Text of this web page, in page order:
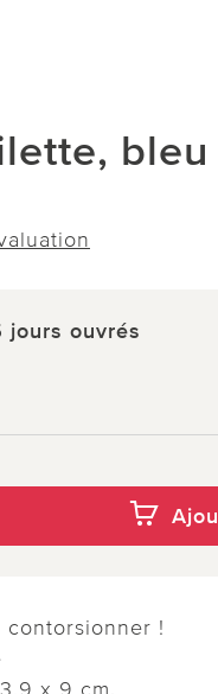
bleu
jours ouvrés
contorsionner !